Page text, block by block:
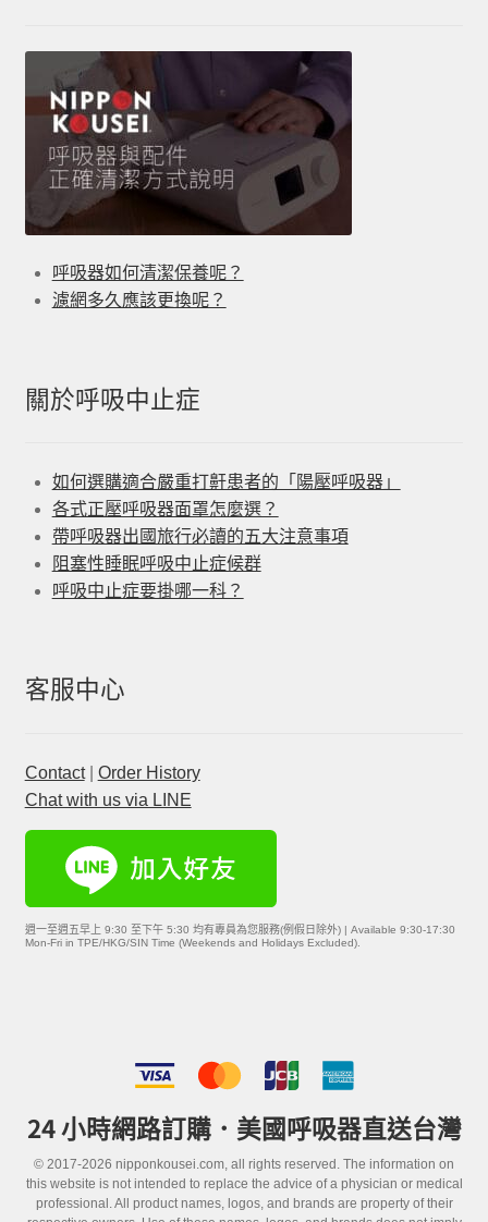
呼吸器如何清潔保養呢？
濾網多久應該更換呢？
關於呼吸中止症
如何選購適合嚴重打鼾患者的「陽壓呼吸器」
各式正壓呼吸器面罩怎麼選？
帶呼吸器出國旅行必讀的五大注意事項
阻塞性睡眠呼吸中止症候群
呼吸中止症要掛哪一科？
客服中心
Contact| Order History
Chat with us via LINE
週一至週五早上 9:30 至下午 5:30 均有專員為您服務(例假日除外) | Available 9:30-17:30
Mon-Fri in TPE/HKG/SIN Time (Weekends and Holidays Excluded).
24 小時網路訂購．美國呼吸器直送台灣
© 2017-2026 nipponkousei.com, all rights reserved. The information on
this website is not intended to replace the advice of a physician or medical
professional. All product names, logos, and brands are property of their